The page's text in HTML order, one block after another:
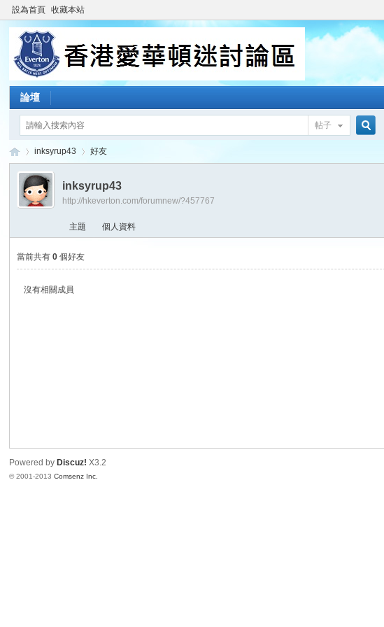
設為首頁 收藏本站
論壇
帖子
›
inksyrup43 好友
inksyrup43
http://hkeverton.com/forumnew/?457767
主題 個人資料
當前共有0 個好友
沒有相關成員
Powered by Discuz! X3.2
© 2001-2013Comsenz Inc.